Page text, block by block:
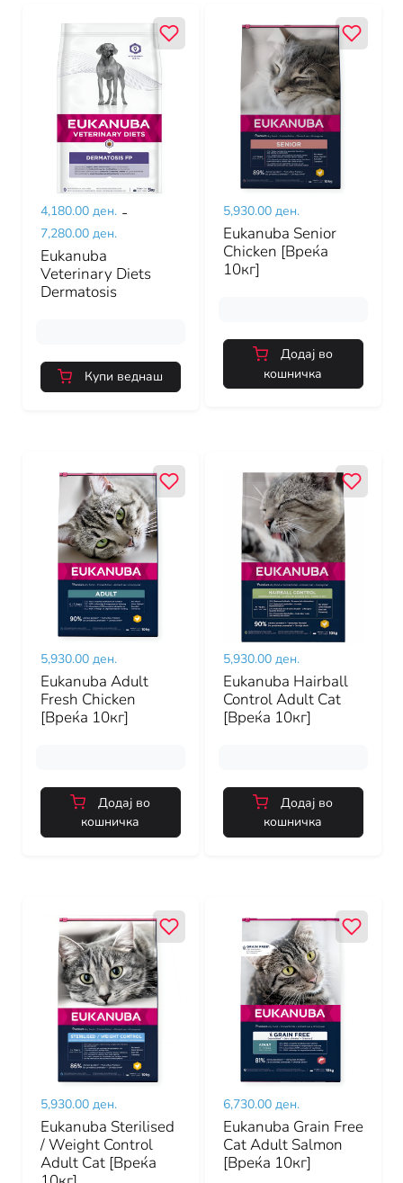
4,180.00 ден. -
7,280.00 ден.
Eukanuba
Veterinary Diets
Dermatosis
Купи веднаш
5,930.00 ден.
Eukanuba Senior
Chicken [Вреќа
10кг]
Додај во
кошничка
5,930.00 ден.
Eukanuba Adult
Fresh Chicken
[Вреќа 10кг]
Додај во
кошничка
5,930.00 ден.
Eukanuba Hairball
Control Adult Cat
[Вреќа 10кг]
Додај во
кошничка
5,930.00 ден.
Eukanuba Sterilised
/ Weight Control
Adult Cat [Вреќа
6,730.00 ден.
Eukanuba Grain Free
Cat Adult Salmon
[Вреќа 10кг]